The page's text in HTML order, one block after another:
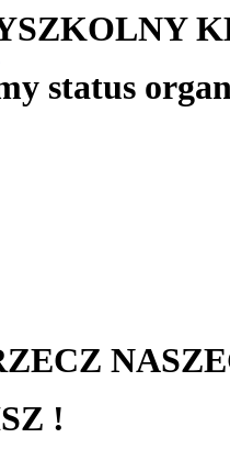
status
!